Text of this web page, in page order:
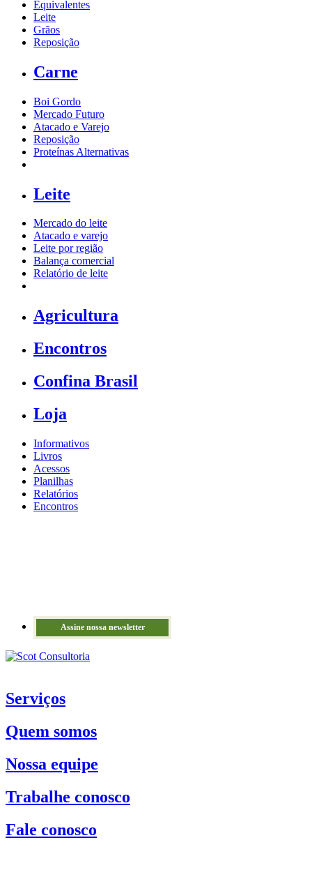
Equivalentes
Leite
Grãos
Reposição
Carne
Boi Gordo
Mercado Futuro
Atacado e Varejo
Reposição
Proteínas Alternativas
Leite
Mercado do leite
Atacado e varejo
Leite por região
Balança comercial
Relatório de leite
Agricultura
Encontros
Confina Brasil
Loja
Informativos
Livros
Acessos
Planilhas
Relatórios
Encontros
Assine nossa newsletter
Serviços
Quem somos
Nossa equipe
Trabalhe conosco
Fale conosco